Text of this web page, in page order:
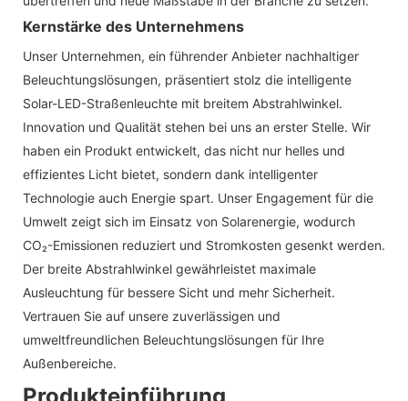
Kernstärke des Unternehmens
Unser Unternehmen, ein führender Anbieter nachhaltiger
Beleuchtungslösungen, präsentiert stolz die intelligente
Solar-LED-Straßenleuchte mit breitem Abstrahlwinkel.
Innovation und Qualität stehen bei uns an erster Stelle. Wir
haben ein Produkt entwickelt, das nicht nur helles und
effizientes Licht bietet, sondern dank intelligenter
Technologie auch Energie spart. Unser Engagement für die
Umwelt zeigt sich im Einsatz von Solarenergie, wodurch
CO₂-Emissionen reduziert und Stromkosten gesenkt werden.
Der breite Abstrahlwinkel gewährleistet maximale
Ausleuchtung für bessere Sicht und mehr Sicherheit.
Vertrauen Sie auf unsere zuverlässigen und
umweltfreundlichen Beleuchtungslösungen für Ihre
Außenbereiche.